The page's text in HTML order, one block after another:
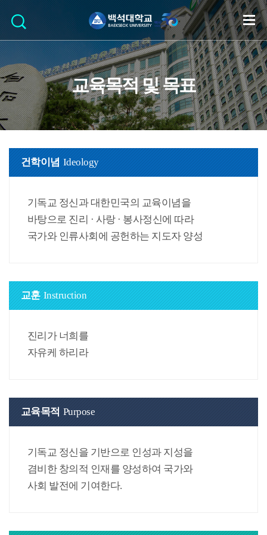
교육목적 및 목표
건학이념 Ideology
기독교 정신과 대한민국의 교육이념을
바탕으로 진리 · 사랑 · 봉사정신에 따라
국가와 인류사회에 공헌하는 지도자 양성
교훈 Instruction
진리가 너희를
자유케 하리라
교육목적 Purpose
기독교 정신을 기반으로 인성과 지성을
겸비한 창의적 인재를 양성하여 국가와
사회 발전에 기여한다.